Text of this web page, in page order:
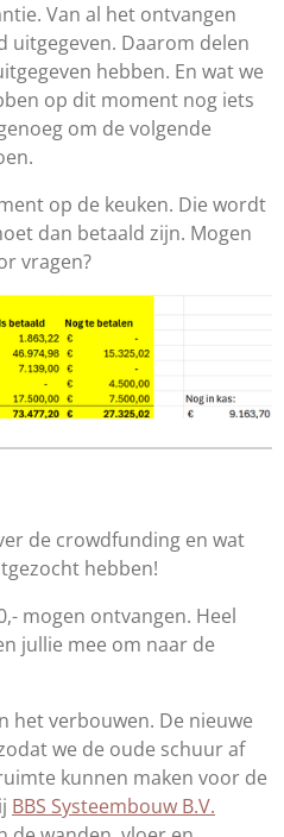
Van al het ontvangen
uitgegeven. Daarom delen
hebben. En wat we
op dit moment nog iets
om de volgende
op de keuken. Die wordt
dan betaald zijn. Mogen
vragen?
de crowdfunding en wat
hebben!
mogen ontvangen. Heel
jullie mee om naar de
het verbouwen. De nieuwe
we de oude schuur af
kunnen maken voor de
BBS Systeembouw B.V.